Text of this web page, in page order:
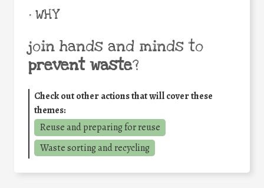
• WHY
join hands and minds to
prevent waste?
Check out other actions that will cover these
themes:
Reuse and preparing for reuse
Waste sorting and recycling